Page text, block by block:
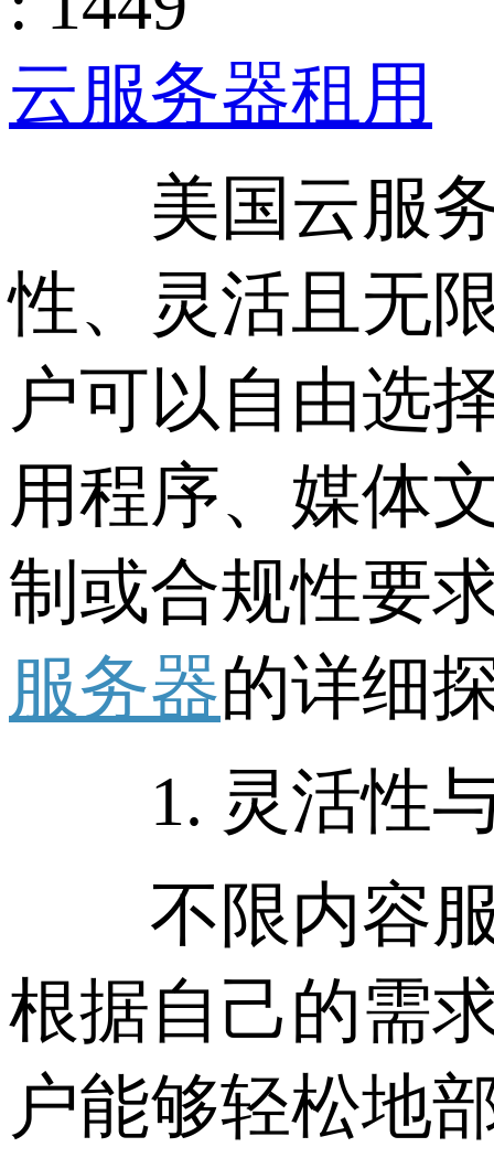
云服务器租用
美国云服
性、灵活且无
户可以自由选
用程序、媒体
制或合规性要
服务器的详细
1. 灵活性与
不限内容服
根据自己的需
户能够轻松地